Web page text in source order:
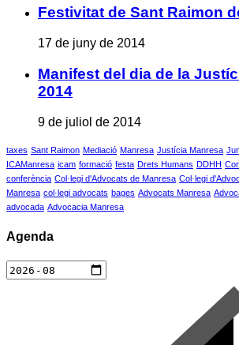
Festivitat de Sant Raimon
17 de juny de 2014
Manifest del dia de la
2014
9 de juliol de 2014
taxes Sant Raimon Mediació Manresa Justícia Manresa
ICAManresa icam formació festa Drets Humans DDHH
conferència Col·legi d'Advocats de Manresa Col·legi
Manresa col·legi advocats bages Advocats Manresa
advocada Advocacia Manresa
Agenda